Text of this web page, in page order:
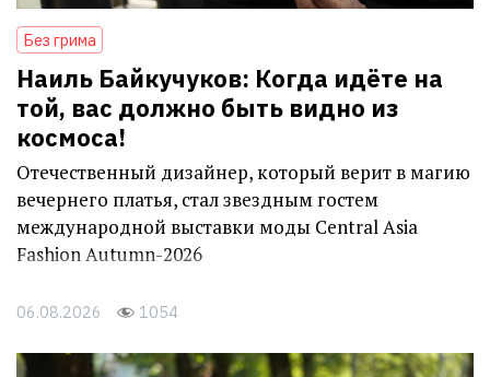
Без грима
Наиль Байкучуков: Когда идёте на
той, вас должно быть видно из
космоса!
Отечественный дизайнер, который верит в магию
вечернего платья, стал звездным гостем
международной выставки моды Central Asia
Fashion Autumn-2026
06.08.2026 1054